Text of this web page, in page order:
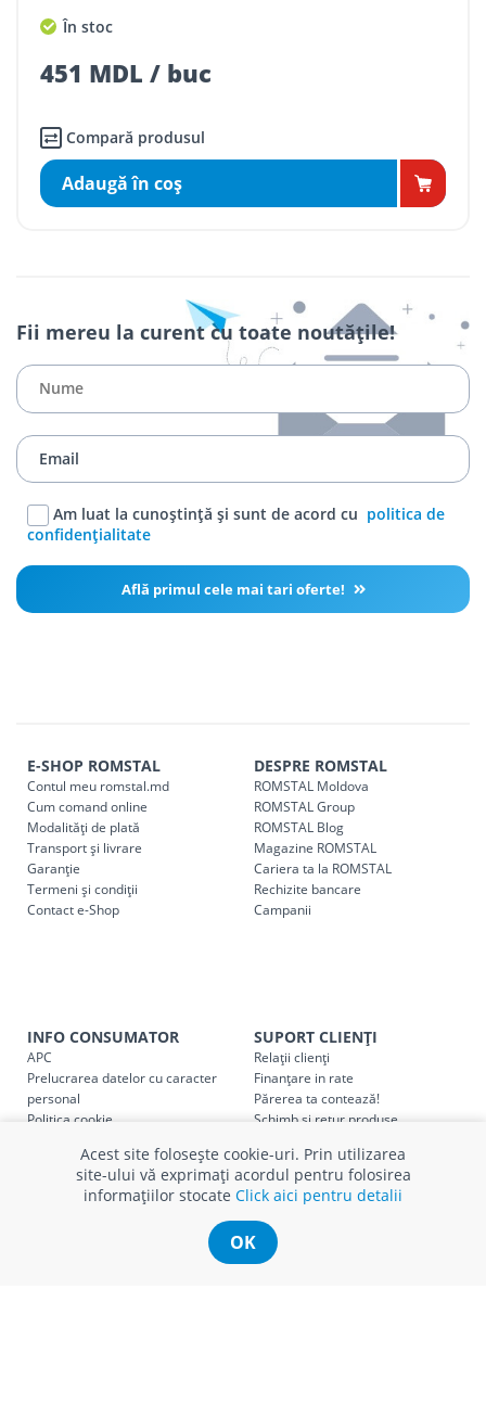
În stoc
451 MDL / buc
Compară produsul
Adaugă în coş
Fii mereu la curent cu toate noutățile!
Am luat la cunoștință și sunt de acord cu politica de
confidențialitate
Află primul cele mai tari oferte!
E-SHOP ROMSTAL
Contul meu romstal.md
Cum comand online
Modalități de plată
Transport și livrare
Garanție
Termeni și condiții
Contact e-Shop
DESPRE ROMSTAL
ROMSTAL Moldova
ROMSTAL Group
ROMSTAL Blog
Magazine ROMSTAL
Cariera ta la ROMSTAL
Rechizite bancare
Campanii
INFO CONSUMATOR
APC
Prelucrarea datelor cu caracter
personal
Politica cookie
SUPORT CLIENȚI
Relații clienți
Finanțare in rate
Părerea ta contează!
Schimb și retur produse
Service
Service ECOSOFT
Contact
Acest site folosește cookie-uri. Prin utilizarea
site-ului vă exprimați acordul pentru folosirea
informațiilor stocate Click aici pentru detalii
OK